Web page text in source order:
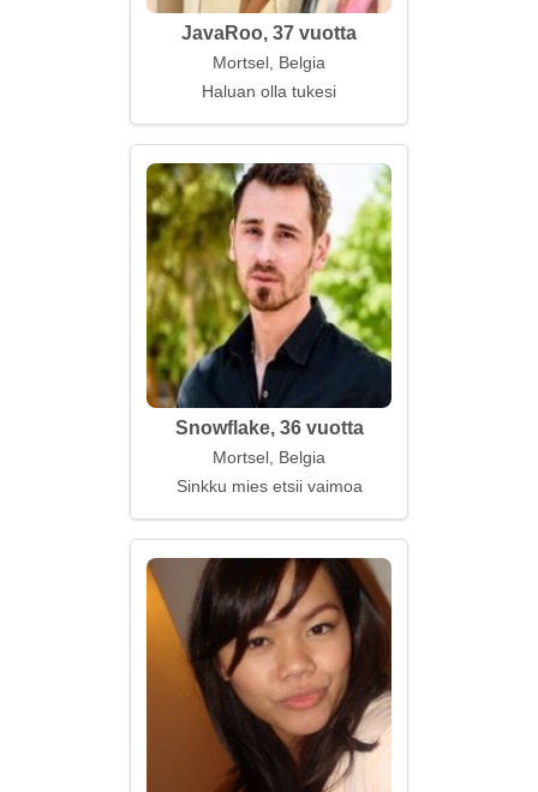
JavaRoo, 37 vuotta
Mortsel, Belgia
Haluan olla tukesi
Snowflake, 36 vuotta
Mortsel, Belgia
Sinkku mies etsii vaimoa